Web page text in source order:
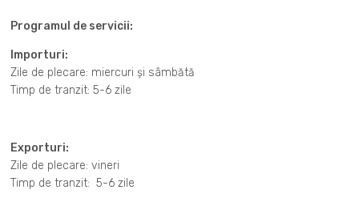
Programul de servicii:
Importuri:
Zile de plecare: miercuri și sâmbătă
Timp de tranzit: 5-6 zile
Exporturi:
Zile de plecare: vineri
Timp de tranzit: 5-6 zile